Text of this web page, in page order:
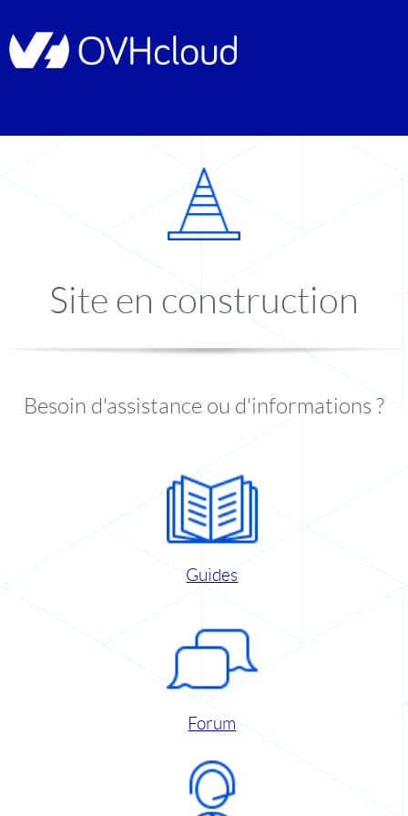
Site en construction
Besoin d'assistance ou d'informations ?
Guides
Forum